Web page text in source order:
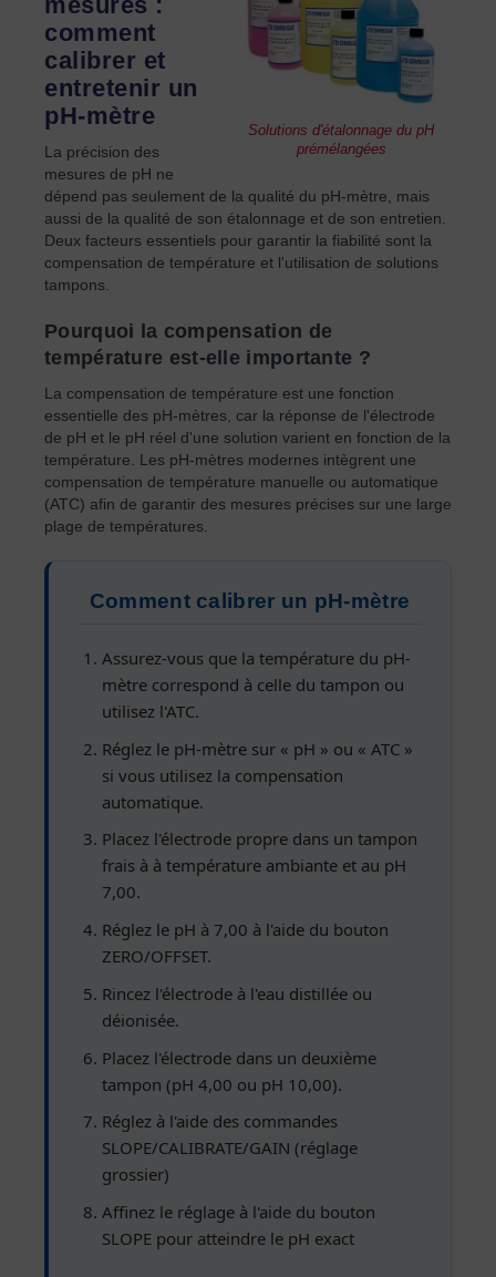
Solutions d'étalonnage du pH
prémélangées
comment
calibrer et
entretenir un
pH-mètre
La précision des
mesures de pH ne
dépend pas seulement de la qualité du pH-mètre, mais
aussi de la qualité de son étalonnage et de son entretien.
Deux facteurs essentiels pour garantir la fiabilité sont la
compensation de température et l'utilisation de solutions
tampons.
Pourquoi la compensation de
température est-elle importante ?
La compensation de température est une fonction
essentielle des pH-mètres, car la réponse de l'électrode
de pH et le pH réel d'une solution varient en fonction de la
température. Les pH-mètres modernes intègrent une
compensation de température manuelle ou automatique
(ATC) afin de garantir des mesures précises sur une large
plage de températures.
Comment calibrer un pH-mètre
Assurez-vous que la température du pH-
mètre correspond à celle du tampon ou
utilisez l'ATC.
Réglez le pH-mètre sur « pH » ou « ATC »
si vous utilisez la compensation
automatique.
Placez l'électrode propre dans un tampon
frais à à température ambiante et au pH
7,00.
Réglez le pH à 7,00 à l'aide du bouton
ZERO/OFFSET.
Rincez l'électrode à l'eau distillée ou
déionisée.
Placez l'électrode dans un deuxième
tampon (pH 4,00 ou pH 10,00).
Réglez à l'aide des commandes
SLOPE/CALIBRATE/GAIN (réglage
grossier)
Affinez le réglage à l'aide du bouton
SLOPE pour atteindre le pH exact